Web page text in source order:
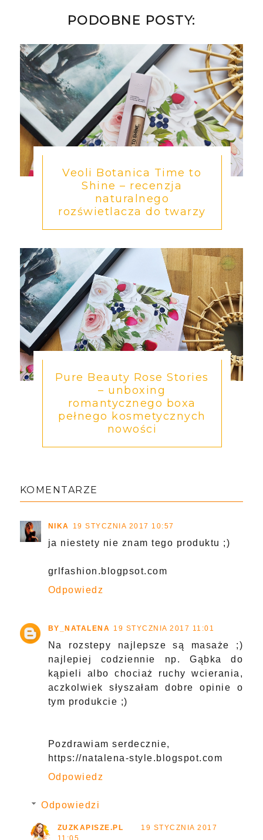
PODOBNE POSTY:
Veoli Botanica Time to
Shine – recenzja
naturalnego
rozświetlacza do twarzy
Pure Beauty Rose Stories
– unboxing
romantycznego boxa
pełnego kosmetycznych
nowości
KOMENTARZE
NIKA 19 STYCZNIA 2017 10:57
ja niestety nie znam tego produktu ;)
grlfashion.blogpsot.com
Odpowiedz
BY_NATALENA 19 STYCZNIA 2017 11:01
Na rozstepy najlepsze są masaże ;)
najlepiej codziennie np. Gąbka do
kąpieli albo chociaż ruchy wcierania,
aczkolwiek słyszałam dobre opinie o
tym produkcie ;)
Pozdrawiam serdecznie,
https://natalena-style.blogspot.com
Odpowiedz
Odpowiedzi
ZUZKAPISZE.PL
19 STYCZNIA 2017
11:05